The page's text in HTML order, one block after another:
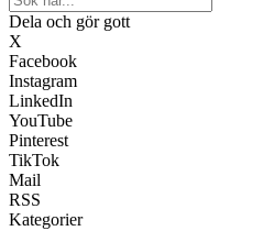
Dela och gör gott
X
Facebook
Instagram
LinkedIn
YouTube
Pinterest
TikTok
Mail
RSS
Kategorier